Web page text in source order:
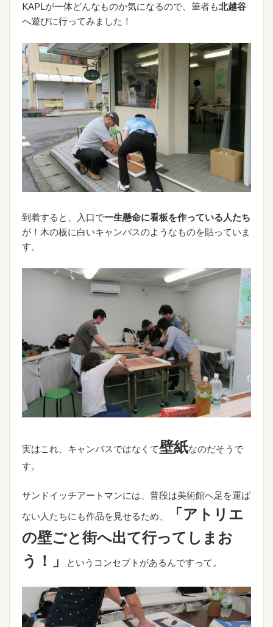
KAPLが一体どんなものか気になるので、筆者も北越谷
へ遊びに行ってみました！
到着すると、入口で一生懸命に看板を作っている人たち
が！木の板に白いキャンバスのようなものを貼っていま
す。
実はこれ、キャンバスではなくて壁紙なのだそうで
す。
サンドイッチアートマンには、普段は美術館へ足を運ば
ない人たちにも作品を見せるため、
「アトリエ
の壁ごと街へ出て行ってしまお
う！」
というコンセプトがあるんですって。